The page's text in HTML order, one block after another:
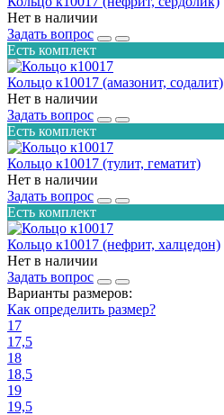
Нет в наличии
Задать вопрос
Есть комплект
Кольцо к10017 (амазонит, содалит)
Нет в наличии
Задать вопрос
Есть комплект
Кольцо к10017 (тулит, гематит)
Нет в наличии
Задать вопрос
Есть комплект
Кольцо к10017 (нефрит, халцедон)
Нет в наличии
Задать вопрос
Варианты размеров:
Как определить размер?
17
17,5
18
18,5
19
19,5